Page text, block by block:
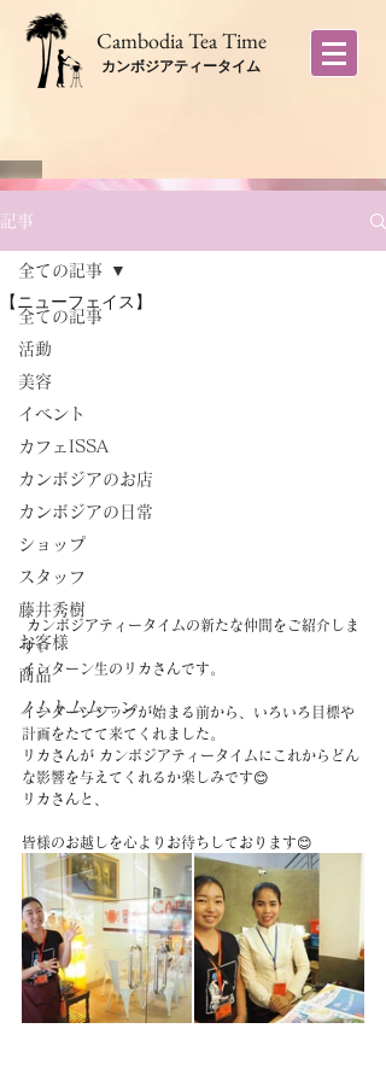
​Cambodia Tea Time
カンボジアティータイム
記事
全ての記事
活動
美容
イベント
カフェISSA
カンボジアのお店
カンボジアの日常
ショップ
スタッフ
藤井秀樹
お客様
商品
ノムトムムーン
全ての記事
【ニューフェイス】
す✨
インターン生のリカさんです。
インターンシップが始まる前から、いろいろ目標や
計画をたてて来てくれました。
リカさんが カンボジアティータイムにこれからどん
な影響を与えてくれるか楽しみです😊
リカさんと、
皆様のお越しを心よりお待ちしております😊